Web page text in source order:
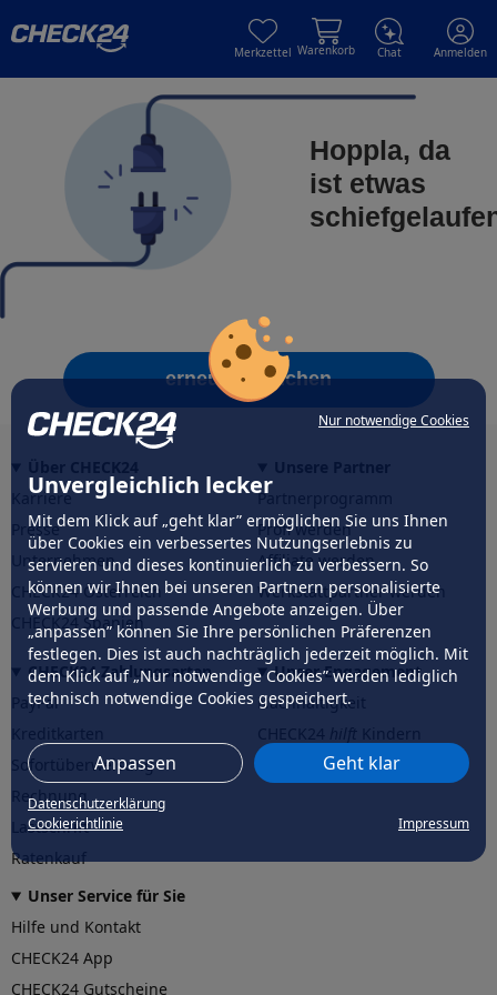
Nur notwendige Cookies
Unvergleichlich lecker
Mit dem Klick auf „geht klar” ermöglichen Sie uns Ihnen
über Cookies ein verbessertes Nutzungserlebnis zu
servieren und dieses kontinuierlich zu verbessern. So
können wir Ihnen bei unseren Partnern personalisierte
Werbung und passende Angebote anzeigen. Über
„anpassen” können Sie Ihre persönlichen Präferenzen
festlegen. Dies ist auch nachträglich jederzeit möglich. Mit
dem Klick auf „Nur notwendige Cookies” werden lediglich
technisch notwendige Cookies gespeichert.
Anpassen Geht klar
Datenschutzerklärung
Cookierichtlinie
Impressum
Merkzettel Warenkorb Chat Anmelden
Hoppla, da
ist etwas
erneut versuchen
Karriere
Presse
Unternehmen
CHECK24 Österreich
CHECK24 Spanien
Partnerprogramm
Profi werden
Affiliate werden
Werkstattpartner werden
CHECK24 Zahlungsarten
PayPal
Sofortüberweisung
Rechnung
Lastschrift
Ratenkauf
Unser Engagement
Nachhaltigkeit
CHECK24hilftder Natur
Unser Service für Sie
Hilfe und Kontakt
CHECK24 App
CHECK24 Gutscheine